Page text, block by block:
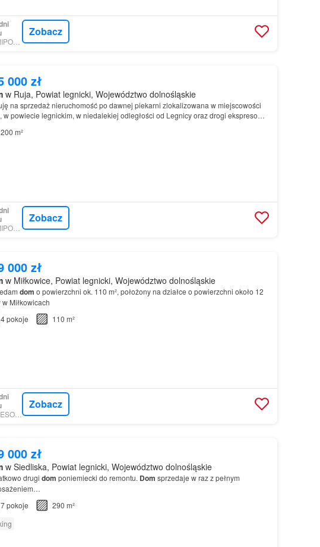
DOMIPORTA
Zobacz
000 zł
w Ruja, Powiat legnicki, Województwo dolnośląskie
na sprzedaż nieruchomość po dawnej piekarni zlokalizowana w miejscowości
w powiecie legnickim, w niedalekiej odległości od Legnicy oraz drogi ekspresowej
nieruchomości: Budynek wolnostojący o powierzc…
200 m²
DOMIPORTA
Zobacz
000 zł
w Miłkowice, Powiat legnicki, Województwo dolnośląskie
dom o powierzchni ok. 110 m², położony na działce o powierzchni około 12
Miłkowicach
4pokoje 110 m²
ADRESOWO
Zobacz
000 zł
w Siedliska, Powiat legnicki, Województwo dolnośląskie
drugi dom poniemiecki do remontu. Dom sprzedaje w raz z pełnym
7pokoje
290 m²